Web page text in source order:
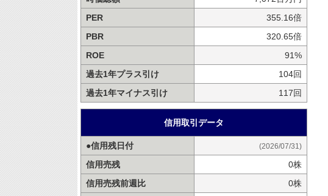
PER
355.16倍
PBR
320.65倍
ROE
91%
過去1年プラス引け
104回
過去1年マイナス引け
117回
信用取引データ
●信用残日付 (2026/07/31)
信用売残
0株
信用売残前週比
0株